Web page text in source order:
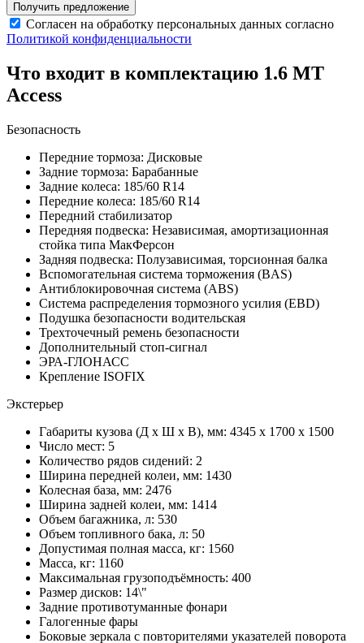
Получить предложение
Согласен на обработку персональных данных согласно
Политикой конфиденциальности
Что входит в комплектацию 1.6 MT
Access
Безопасность
Передние тормоза: Дисковые
Задние тормоза: Барабанные
Задние колеса: 185/60 R14
Передние колеса: 185/60 R14
Передний стабилизатор
Передняя подвеска: Независимая, амортизационная
стойка типа МакФерсон
Задняя подвеска: Полузависимая, торсионная балка
Вспомогательная система торможения (BAS)
Антиблокировочная система (ABS)
Система распределения тормозного усилия (EBD)
Подушка безопасности водительская
Трехточечный ремень безопасности
Дополнительный стоп-сигнал
ЭРА-ГЛОНАСС
Крепление ISOFIX
Экстерьер
Габариты кузова (Д x Ш x В), мм: 4345 x 1700 x 1500
Число мест: 5
Количество рядов сидений: 2
Ширина передней колеи, мм: 1430
Колесная база, мм: 2476
Ширина задней колеи, мм: 1414
Объем багажника, л: 530
Объем топливного бака, л: 50
Допустимая полная масса, кг: 1560
Масса, кг: 1160
Максимальная грузоподъёмность: 400
Размер дисков: 14\"
Задние противотуманные фонари
Галогенные фары
Боковые зеркала с повторителями указателей поворота